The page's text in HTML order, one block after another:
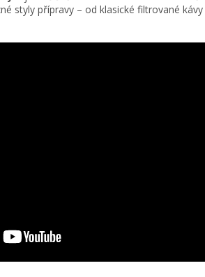
styly přípravy – od klasické filtrované